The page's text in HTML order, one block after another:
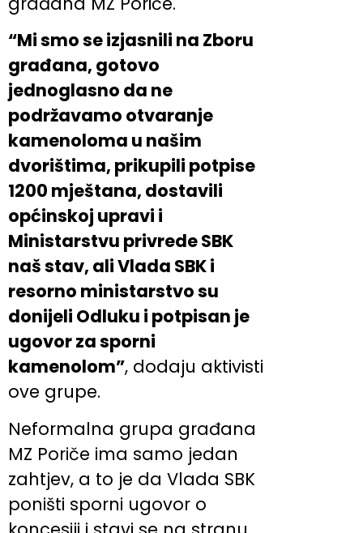
“Mi smo se izjasnili na Zboru
građana, gotovo
jednoglasno da ne
podržavamo otvaranje
kamenoloma u našim
dvorištima, prikupili potpise
1200 mještana, dostavili
općinskoj upravi i
Ministarstvu privrede SBK
naš stav, ali Vlada SBK i
resorno ministarstvo su
donijeli Odluku i potpisan je
ugovor za sporni
kamenolom”, dodaju aktivisti
ove grupe.
Neformalna grupa građana
MZ Poriče ima samo jedan
zahtjev, a to je da Vlada SBK
poništi sporni ugovor o